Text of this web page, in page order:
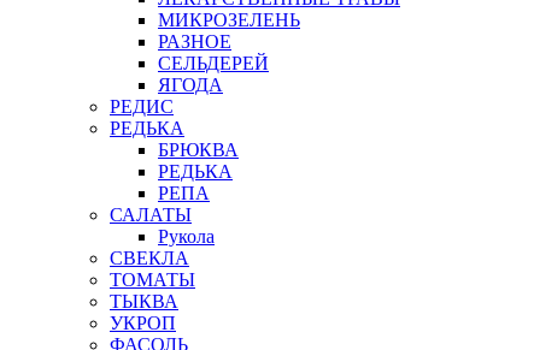
МИКРОЗЕЛЕНЬ
РАЗНОЕ
СЕЛЬДЕРЕЙ
ЯГОДА
РЕДИС
РЕДЬКА
БРЮКВА
РЕДЬКА
РЕПА
САЛАТЫ
Рукола
СВЕКЛА
ТОМАТЫ
ТЫКВА
УКРОП
ФАСОЛЬ